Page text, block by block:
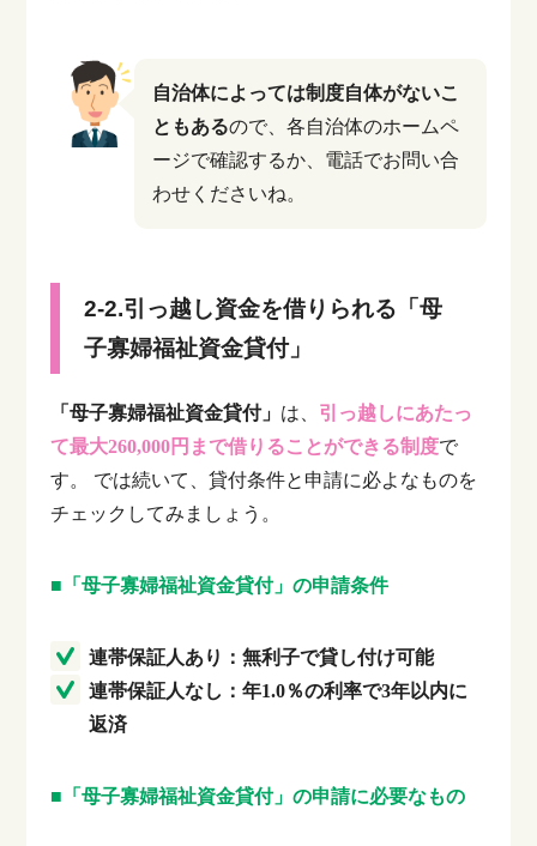
自治体によっては制度自体がないこ
ともあるので、各自治体のホームペ
ージで確認するか、電話でお問い合
わせくださいね。
2-2.引っ越し資金を借りられる「母
子寡婦福祉資金貸付」
「母子寡婦福祉資金貸付」 は、 引っ越しにあたっ
て最大260,000円まで借りることができる制度で
す。
では続いて、貸付条件と申請に必よなものを
チェックしてみましょう。
■「母子寡婦福祉資金貸付」の申請条件
連帯保証人あり：無利子で貸し付け可能
連帯保証人なし：年1.0％の利率で3年以内に
返済
■「母子寡婦福祉資金貸付」の申請に必要なもの